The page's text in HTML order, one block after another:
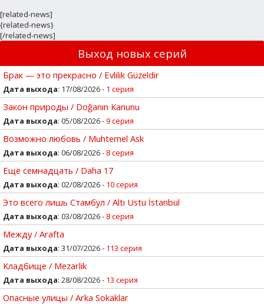
[related-news]
{related-news}
[/related-news]
Выход новых серий
Брак — это прекрасно / Evlilik Güzeldir
Дата выхода: 17/08/2026 - 1 серия
Закон природы / Doğanın Kanunu
Дата выхода: 05/08/2026 -9 серия
Возможно любовь / Muhtemel Ask
Дата выхода: 06/08/2026 - 8 серия
Ещё семнадцать / Daha 17
Дата выхода: 02/08/2026 - 10 серия
Это всего лишь Стамбул / Altı Ustu İstanbul
Дата выхода: 03/08/2026 - 8 серия
Между / Arafta
Дата выхода: 31/07/2026 - 113 серия
Кладбище / Mezarlik
Дата выхода: 28/08/2026 - 13 серия
Опасные улицы / Arka Sokaklar